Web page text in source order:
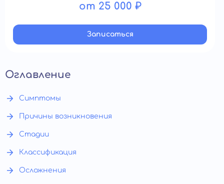
от 25 000 ₽
Записатьcя
Оглавление
Симптомы
Причины возникновения
Стадии
Классификация
Осложнения